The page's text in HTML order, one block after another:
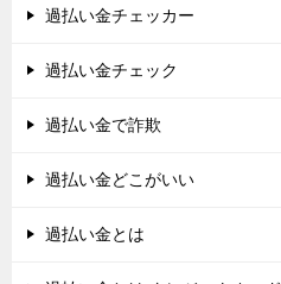
過払い金チェッカー
過払い金チェック
過払い金で詐欺
過払い金どこがいい
過払い金とは